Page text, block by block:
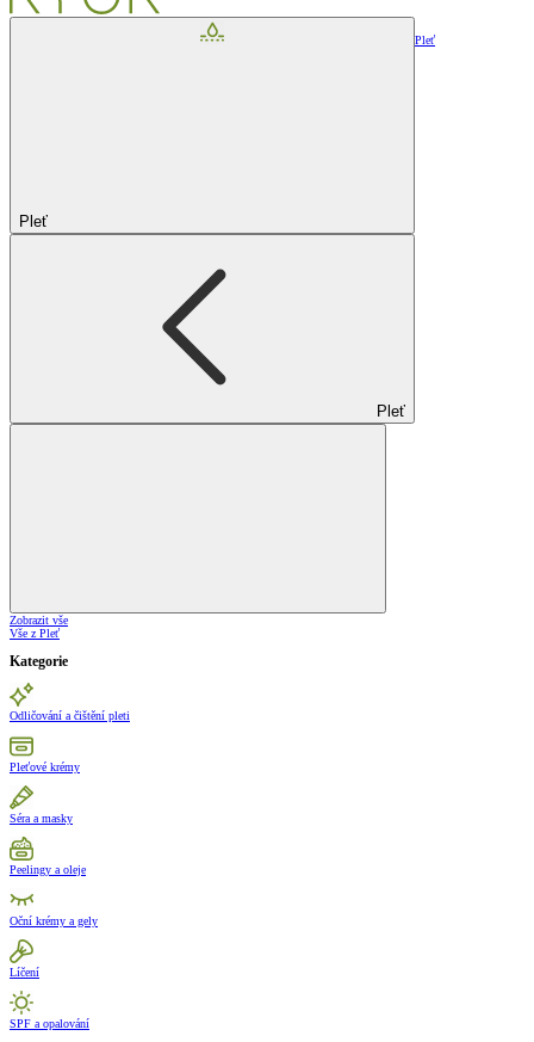
Pleť
Pleť
Pleť
Zobrazit vše
Vše z Pleť
Kategorie
Odličování a čištění pleti
Pleťové krémy
Séra a masky
Peelingy a oleje
Oční krémy a gely
Líčení
SPF a opalování